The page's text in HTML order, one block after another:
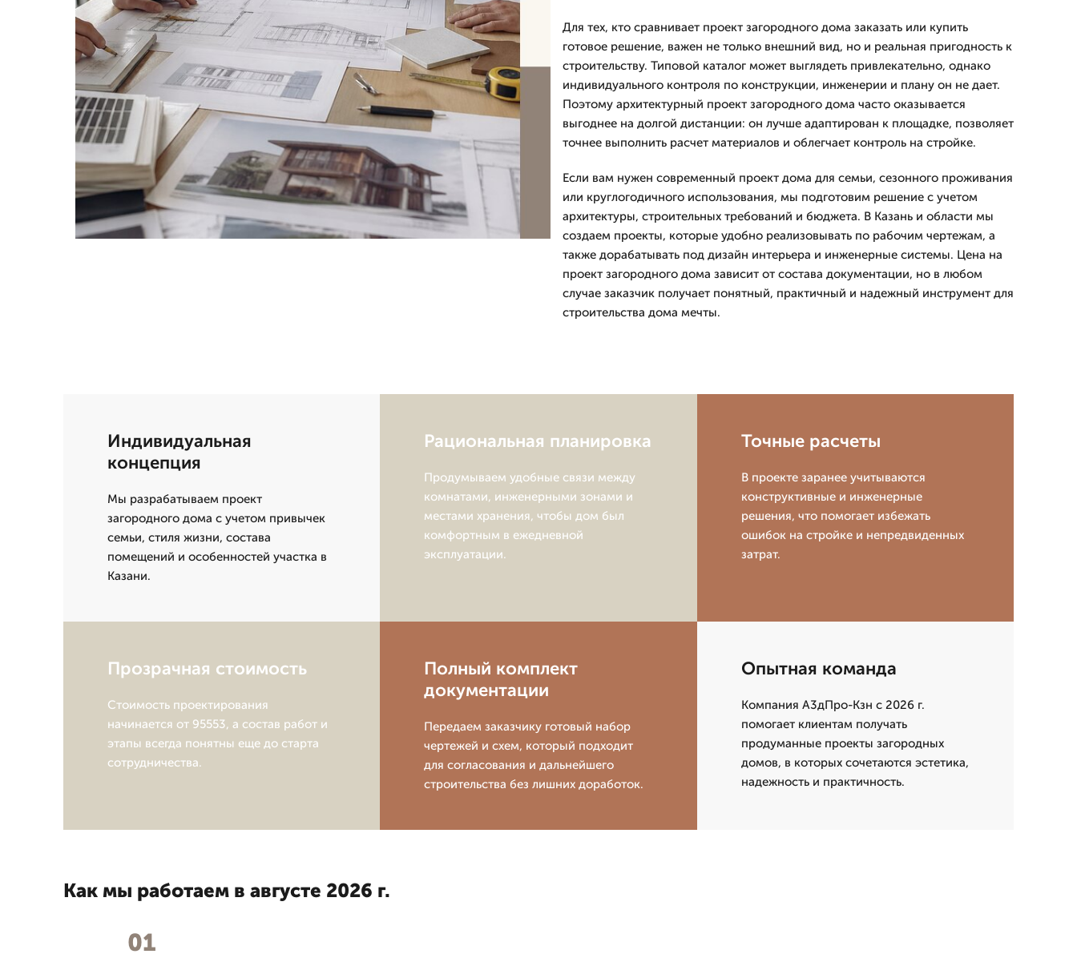
Для тех, кто сравнивает проект загородного дома заказать или купить
готовое решение, важен не только внешний вид, но и реальная пригодность к
строительству. Типовой каталог может выглядеть привлекательно, однако
индивидуального контроля по конструкции, инженерии и плану он не дает.
Поэтому архитектурный проект загородного дома часто оказывается
выгоднее на долгой дистанции: он лучше адаптирован к площадке, позволяет
точнее выполнить расчет материалов и облегчает контроль на стройке.
Если вам нужен современный проект дома для семьи, сезонного проживания
или круглогодичного использования, мы подготовим решение с учетом
архитектуры, строительных требований и бюджета. В Казань и области мы
создаем проекты, которые удобно реализовывать по рабочим чертежам, а
также дорабатывать под дизайн интерьера и инженерные системы. Цена на
проект загородного дома зависит от состава документации, но в любом
случае заказчик получает понятный, практичный и надежный инструмент для
строительства дома мечты.
Индивидуальная
концепция
Мы разрабатываем проект
загородного дома с учетом привычек
семьи, стиля жизни, состава
помещений и особенностей участка в
Казани.
Рациональная планировка
Продумываем удобные связи между
комнатами, инженерными зонами и
местами хранения, чтобы дом был
комфортным в ежедневной
эксплуатации.
Точные расчеты
В проекте заранее учитываются
конструктивные и инженерные
решения, что помогает избежать
ошибок на стройке и непредвиденных
затрат.
Прозрачная стоимость
Стоимость проектирования
начинается от 95553, а состав работ и
этапы всегда понятны еще до старта
сотрудничества.
Полный комплект
документации
Передаем заказчику готовый набор
чертежей и схем, который подходит
для согласования и дальнейшего
строительства без лишних доработок.
Опытная команда
Компания А3дПро-Кзн с 2026 г.
помогает клиентам получать
продуманные проекты загородных
домов, в которых сочетаются эстетика,
надежность и практичность.
Как мы работаем в августе 2026 г.
01